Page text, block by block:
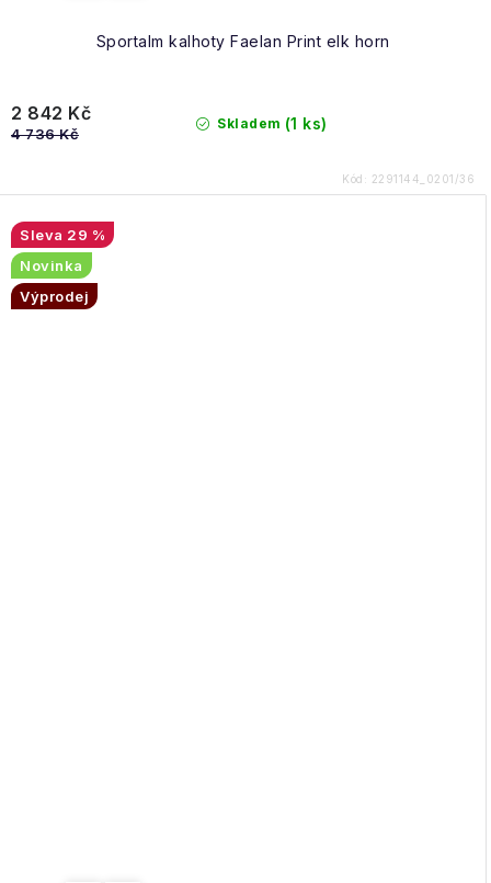
Sportalm kalhoty Faelan Print elk horn
Skladem (1 ks)
2 842 Kč
4 736 Kč
Kód: 2291144_0201/36
29 %
Novinka
Výprodej